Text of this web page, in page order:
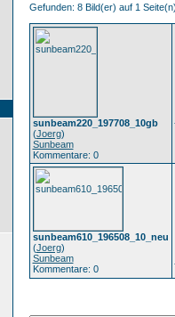
Gefunden: 8 Bild(er) auf 1
sunbeam220_197708_10gb
(Joerg)
Sunbeam
Kommentare: 0
sunbeam610_196508_10_neu
(Joerg)
Sunbeam
Kommentare: 0